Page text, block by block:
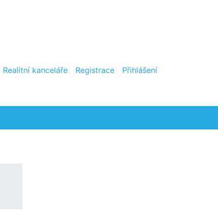
Realitní kanceláře Registrace Přihlášení